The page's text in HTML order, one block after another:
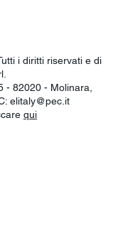
Tutti i diritti riservati e di
- 82020 - Molinara,
elitaly@pec.it
qui